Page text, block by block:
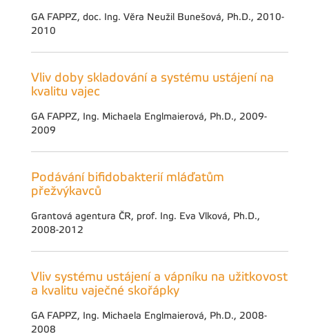
GA FAPPZ, doc. Ing. Věra Neužil Bunešová, Ph.D., 2010-
2010
Vliv doby skladování a systému ustájení na
kvalitu vajec
GA FAPPZ, Ing. Michaela Englmaierová, Ph.D., 2009-
2009
Podávání bifidobakterií mláďatům
přežvýkavců
Grantová agentura ČR, prof. Ing. Eva Vlková, Ph.D.,
2008-2012
Vliv systému ustájení a vápníku na užitkovost
a kvalitu vaječné skořápky
GA FAPPZ, Ing. Michaela Englmaierová, Ph.D., 2008-
2008